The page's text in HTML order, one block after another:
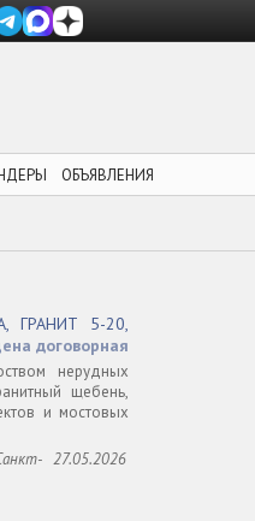
ОБЪЯВЛЕНИЯ
ГРАНИТ 5-20,
договорная
нерудных
щебень,
и мостовых
27.05.2026